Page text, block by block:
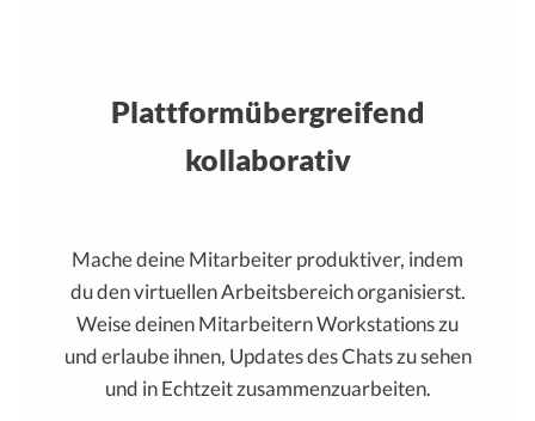
Plattformübergreifend
kollaborativ
Mache deine Mitarbeiter produktiver, indem
du den virtuellen Arbeitsbereich organisierst.
Weise deinen Mitarbeitern Workstations zu
und erlaube ihnen, Updates des Chats zu sehen
und in Echtzeit zusammenzuarbeiten.